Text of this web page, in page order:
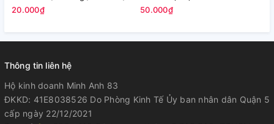
Y35+ / Y27 / Y27S (Zin)
20.000₫
50.000₫
Thông tin liên hệ
Hộ kinh doanh Minh Anh 83
ĐKKD: 41E8038526 Do Phòng Kinh Tế Ủy ban nhân dân Quận 5
cấp ngày 22/12/2021